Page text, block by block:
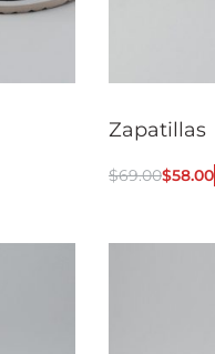
Zapatillas
$69.00$58.00